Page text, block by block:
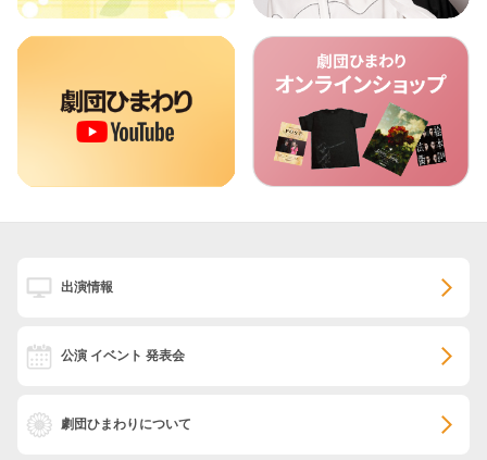
出演情報
公演 イベント 発表会
劇団ひまわりについて